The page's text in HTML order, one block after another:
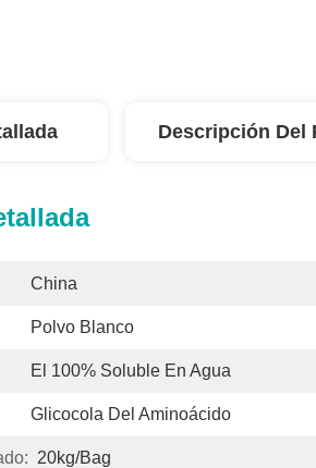
Descripción Del
China
Polvo Blanco
El 100% Soluble En Agua
Glicocola Del Aminoácido
20kg/bag